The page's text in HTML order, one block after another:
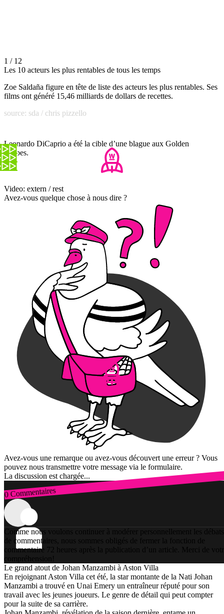
1 / 12
Les 10 acteurs les plus rentables de tous les temps
Zoe Saldaña figure en tête de liste des acteurs les plus rentables. Ses
films ont généré 15,46 milliards de dollars de recettes.
source: sda / chris pizzello
Leonardo DiCaprio a été la cible d’une blague aux Golden
Globes.
Video: extern / rest
Avez-vous quelque chose à nous dire ?
Avez-vous une remarque ou avez-vous découvert une erreur ? Vous
pouvez nous transmettre votre message via le formulaire.
La discussion est chargée...
0 Commentaires
Connexion
Comme nous voulons continuer à modérer personnellement les débats
de commentaires, nous sommes obligés de fermer la fonction de
commentaire 72 heures après la publication d’un article. Merci de
compréhension!
Le grand atout de Johan Manzambi à Aston Villa
En rejoignant Aston Villa cet été, la star montante de la Nati Johan
Manzambi a trouvé en Unai Emery un entraîneur réputé pour son
travail avec les jeunes joueurs. Le genre de détail qui peut compter
pour la suite de sa carrière.